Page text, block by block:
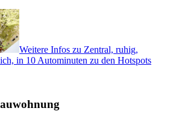
Weitere Infos zu Zentral, ruhig,
in 10 Autominuten zu den Hotspots